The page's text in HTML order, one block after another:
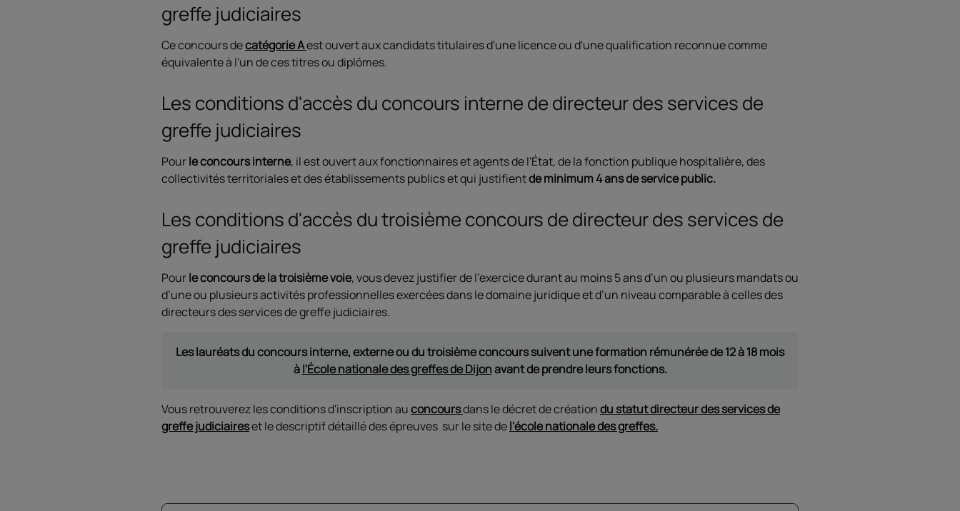
greffe judiciaires
Ce concours decatégorie Aest ouvert aux candidats titulaires d'une licence ou d'une qualification reconnue comme
équivalente à l'un de ces titres ou diplômes.
Les conditions d'accès du concours interne de directeur des services de
greffe judiciaires
Pourle concours interne, il est ouvert aux fonctionnaires et agents de l'État, de la fonction publique hospitalière, des
collectivités territoriales et des établissements publics et qui justifientde minimum 4 ans de service public.
Les conditions d'accès du troisième concours de directeur des services de
greffe judiciaires
Pourle concours de la troisième voie, vous devez justifier de l’exercice durant au moins 5 ans d’un ou plusieurs mandats ou
d’une ou plusieurs activités professionnelles exercées dans le domaine juridique et d’un niveau comparable à celles des
directeurs des services de greffe judiciaires.
Les lauréats du concours interne, externe ou du troisième concours suivent une formation rémunérée de 12 à 18 mois
àl'École nationale des greffes de Dijonavant de prendre leurs fonctions.
Vous retrouverez les conditions d'inscription auconcoursdans le décret de créationdu statut directeur des services de
greffe judiciaireset le descriptif détaillé des épreuves sur le site del'école nationale des greffes.